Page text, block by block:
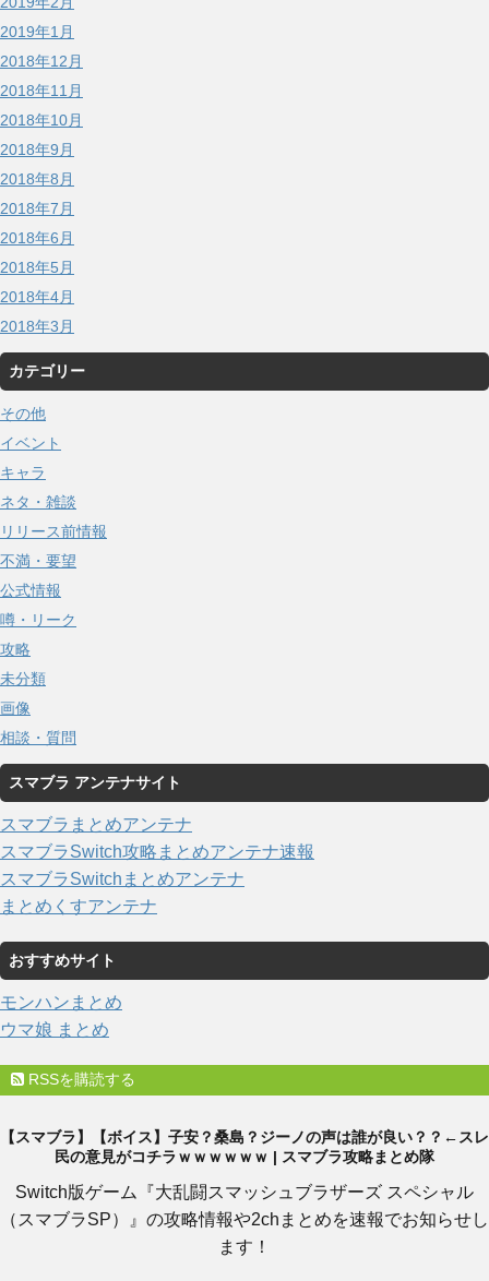
2019年1月
2018年12月
2018年11月
2018年10月
2018年9月
2018年8月
2018年7月
2018年6月
2018年5月
2018年4月
2018年3月
カテゴリー
その他
イベント
キャラ
ネタ・雑談
リリース前情報
不満・要望
公式情報
噂・リーク
攻略
未分類
画像
相談・質問
スマブラ アンテナサイト
スマブラまとめアンテナ
スマブラSwitch攻略まとめアンテナ速報
スマブラSwitchまとめアンテナ
まとめくすアンテナ
おすすめサイト
モンハンまとめ
ウマ娘 まとめ
RSSを購読する
【スマブラ】【ボイス】子安？桑島？ジーノの声は誰が良い？？←スレ
民の意見がコチラｗｗｗｗｗｗ | スマブラ攻略まとめ隊
Switch版ゲーム『大乱闘スマッシュブラザーズ スペシャル
（スマブラSP）』の攻略情報や2chまとめを速報でお知らせし
ます！